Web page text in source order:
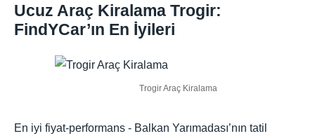
Ucuz Araç Kiralama Trogir:
FindYCar’ın En İyileri
Trogir Araç Kiralama
En iyi fiyat-performans - Balkan Yarımadası’nın tatil